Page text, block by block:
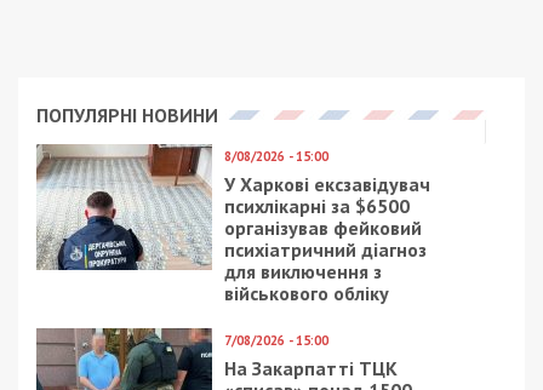
ПОПУЛЯРНІ НОВИНИ
8/08/2026 - 15:00
У Харкові ексзавідувач
психлікарні за $6500
організував фейковий
психіатричний діагноз
для виключення з
військового обліку
7/08/2026 - 15:00
На Закарпатті ТЦК